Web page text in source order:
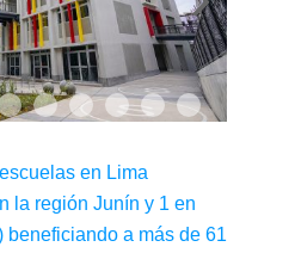
en Lima
la región Junín y 1 en
beneficiando a más de 61